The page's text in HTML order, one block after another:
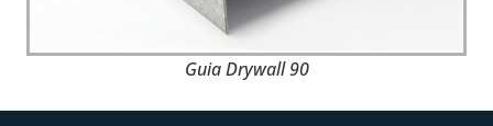
Guia Drywall 90